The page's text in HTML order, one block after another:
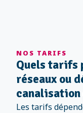
NOS TARIFS
Quels tarifs
réseaux ou
canalisation
Les tarifs